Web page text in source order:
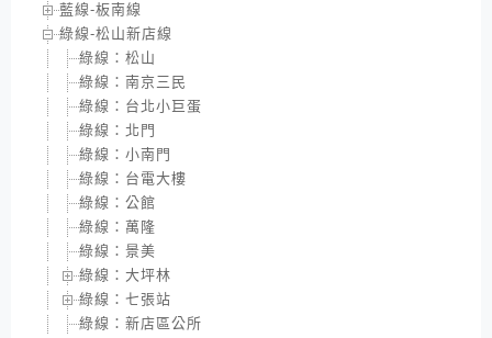
藍線-板南線
綠線-松山新店線
綠線：松山
綠線：南京三民
綠線：台北小巨蛋
綠線：北門
綠線：小南門
綠線：台電大樓
綠線：公館
綠線：萬隆
綠線：景美
綠線：大坪林
綠線：七張站
綠線：新店區公所